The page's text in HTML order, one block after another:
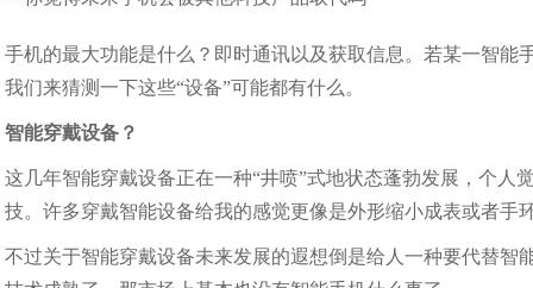
手机的最大功能是什么？即时通讯以及获取信息。若某一智
我们来猜测一下这些“设备”可能都有什么。
智能穿戴设备？
这几年智能穿戴设备正在一种“井喷”式地状态蓬勃发展，个
技。许多穿戴智能设备给我的感觉更像是外形缩小成表或者手
不过关于智能穿戴设备未来发展的遐想倒是给人一种要代替